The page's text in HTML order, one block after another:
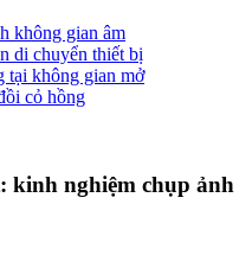
không gian âm
di chuyển thiết bị
tại không gian mở
cỏ hồng
nghiệm chụp ảnh